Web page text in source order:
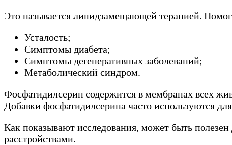
Это называется липидзамещающей терапией.
Усталость;
Симптомы диабета;
Симптомы дегенеративных заболеваний;
Метаболический синдром.
Фосфатидилсерин содержится в мембранах всех
Добавки фосфатидилсерина часто используются
Как показывают исследования, может быть
расстройствами.